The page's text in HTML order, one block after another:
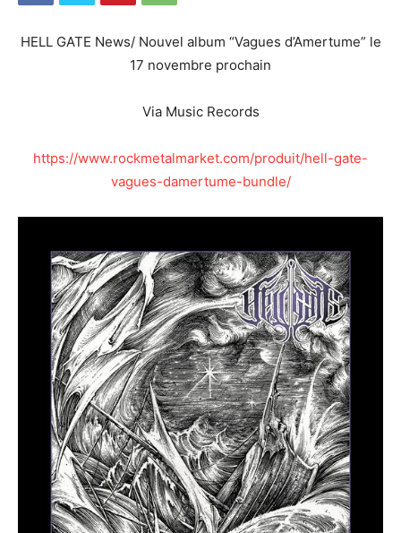
HELL GATE News/ Nouvel album “Vagues d’Amertume” le
17 novembre prochain
Via Music Records
https://www.rockmetalmarket.com/produit/hell-gate-
vagues-damertume-bundle/